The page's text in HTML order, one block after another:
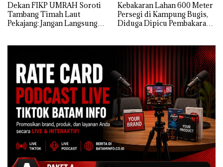
Dekan FIKP UMRAH Soroti
Tambang Timah Laut
Pekajang: Jangan Langsung
Kebakaran Lahan 600 Meter
Persegi di Kampung Bugis,
Diduga Dipicu Pembakaran